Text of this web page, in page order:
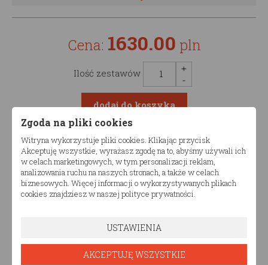
Cena: 1630.00 pln
Ilość zestawów
Opis produktu
Łóżko drewniane dziecięce TIAN DPZ podwójne
Produkt dostępny w różnych konfiguracjach wymiarów.
drewniane dziecięce TIAN DPZ podwójne doda
niepowtarzalnego charakteru pomieszczeniu, w
którym go ustawisz.
Zgoda na pliki cookies
Witryna wykorzystuje pliki cookies. Klikając przycisk
Akceptuję wszystkie, wyrażasz zgodę na to, abyśmy używali ich
w celach marketingowych, w tym personalizacji reklam,
analizowania ruchu na naszych stronach, a także w celach
biznesowych. Więcej informacji o wykorzystywanych plikach
cookies znajdziesz w naszej polityce prywatności.
USTAWIENIA
AKCEPTUJĘ WSZYSTKIE